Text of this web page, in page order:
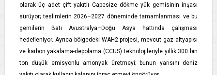
olarak üç adet çift yakıtlı Capesize dökme yük gemisinin inşası
sürüyor; teslimlerin 2026–2027 döneminde tamamlanması ve bu
gemilerin Batı Avustralya–Doğu Asya hattında çalışması
hedefleniyor. Ayrıca bölgedeki WAH2 projesi, mevcut gaz altyapısı
ve karbon yakalama-depolama (CCUS) teknolojileriyle yıllık 300 bin
ton düşük emisyonlu amonyak üretmeyi; bunun yarısını deniz